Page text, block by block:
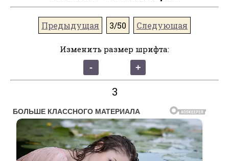
Предыдущая 3/50 Следующая
Изменить размер шрифта:
3